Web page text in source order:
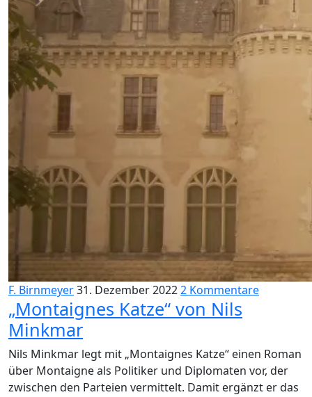
F. Birnmeyer31. Dezember 20222 Kommentare
„Montaignes Katze“ von Nils
Minkmar
Nils Minkmar legt mit „Montaignes Katze“ einen Roman
über Montaigne als Politiker und Diplomaten vor, der
zwischen den Parteien vermittelt. Damit ergänzt er das